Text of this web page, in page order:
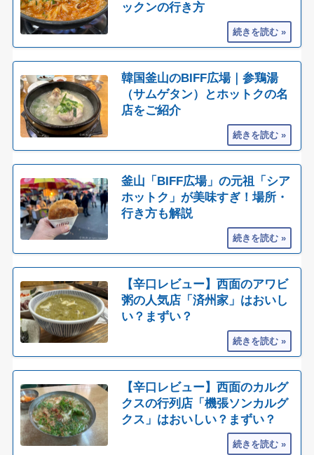
ックンの行き方
韓国釜山のBIFF広場｜参鶏湯
（サムゲタン）とホットクの名
店をご紹介
釜山「BIFF広場」の元祖「シア
ホットク」が美味すぎ！場所・
行き方も解説
【辛口レビュー】西面のアワビ
粥の人気店「済州家」はおいし
い？まずい？
【辛口レビュー】西面のカルグ
クスの行列店「機張ソンカルグ
クス」はおいしい？まずい？